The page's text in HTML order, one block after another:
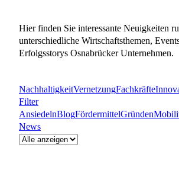
Hier finden Sie interessante Neuigkeiten
unterschiedliche Wirtschaftsthemen,
Erfolgsstorys Osnabrücker Unternehmen.
NachhaltigkeitVernetzungFachkräfte
Filter
AnsiedelnBlogFördermittelGründen
News